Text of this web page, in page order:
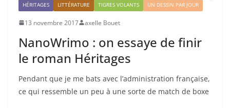
HÉRITAGES LITTÉRATURE TIGRES VOLANTS UN DESSIN PAR JOUR
13 novembre 2017 axelle Bouet
NanoWrimo : on essaye de finir
le roman Héritages
Pendant que je me bats avec l’administration française,
ce qui ressemble un peu à une sorte de match de boxe